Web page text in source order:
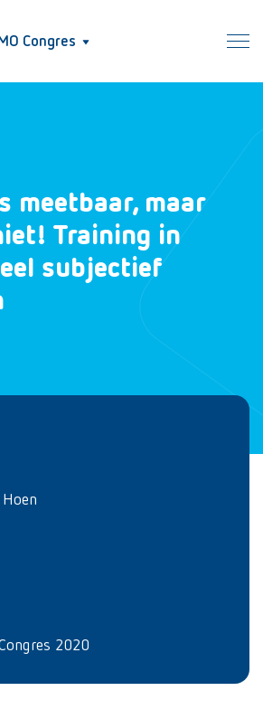
Congres
meetbaar, maar
Training in
subjectief
2020